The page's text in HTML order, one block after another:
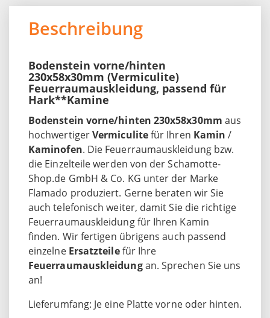
Beschreibung
Bodenstein vorne/hinten
230x58x30mm (Vermiculite)
Feuerraumauskleidung, passend für
Hark**Kamine
Bodenstein vorne/hinten 230x58x30mm aus
hochwertigerVermiculitefür Ihren Kamin/
Kaminofen. Die Feuerraumauskleidung bzw.
die Einzelteile werden von der Schamotte-
Shop.de GmbH & Co. KG unter der Marke
Flamado produziert. Gerne beraten wir Sie
auch telefonisch weiter, damit Sie die richtige
Feuerraumauskleidung für Ihren Kamin
finden. Wir fertigen übrigens auch passend
einzelne Ersatzteilefür Ihre
Feuerraumauskleidungan. Sprechen Sie uns
an!
Lieferumfang: Je eine Platte vorne oder hinten.